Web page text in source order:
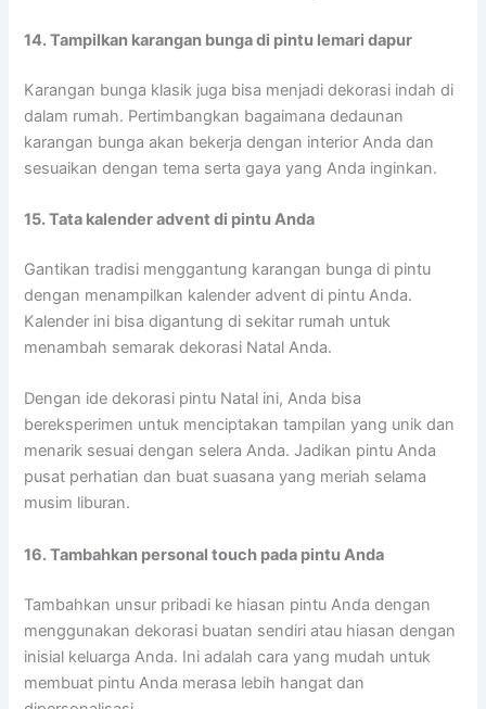
14. Tampilkan karangan bunga di pintu lemari dapur
Karangan bunga klasik juga bisa menjadi dekorasi indah di
dalam rumah. Pertimbangkan bagaimana dedaunan
karangan bunga akan bekerja dengan interior Anda dan
sesuaikan dengan tema serta gaya yang Anda inginkan.
15. Tata kalender advent di pintu Anda
Gantikan tradisi menggantung karangan bunga di pintu
dengan menampilkan kalender advent di pintu Anda.
Kalender ini bisa digantung di sekitar rumah untuk
menambah semarak dekorasi Natal Anda.
Dengan ide dekorasi pintu Natal ini, Anda bisa
bereksperimen untuk menciptakan tampilan yang unik dan
menarik sesuai dengan selera Anda. Jadikan pintu Anda
pusat perhatian dan buat suasana yang meriah selama
musim liburan.
16. Tambahkan personal touch pada pintu Anda
Tambahkan unsur pribadi ke hiasan pintu Anda dengan
menggunakan dekorasi buatan sendiri atau hiasan dengan
inisial keluarga Anda. Ini adalah cara yang mudah untuk
membuat pintu Anda merasa lebih hangat dan